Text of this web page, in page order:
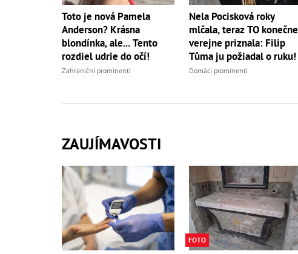
Toto je nová Pamela
Anderson? Krásna
blondínka, ale... Tento
rozdiel udrie do očí!
Zahraniční prominenti
Nela Pocisková roky
mlčala, teraz TO konečne
verejne priznala: Filip
Tůma ju požiadal o ruku!
Domáci prominenti
ZAUJÍMAVOSTI
FOTO